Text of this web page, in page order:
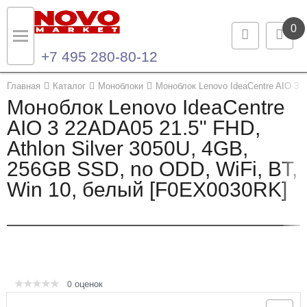
0
+7 495 280-80-12
Главная Каталог Моноблоки Моноблок Lenovo IdeaCentre AIO 3
Моноблок Lenovo IdeaCentre
AIO 3 22ADA05 21.5" FHD,
Athlon Silver 3050U, 4GB,
256GB SSD, no ODD, WiFi, BT,
Win 10, белый [F0EX0030RK]
0 оценок
Назад
Каталог продукции
Ноутбуки и ультрабуки
Компьютеры
Назад
Контакты
Контактная информация